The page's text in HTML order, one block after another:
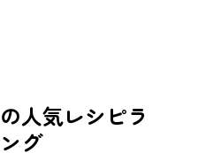
人気レシピラ
グ